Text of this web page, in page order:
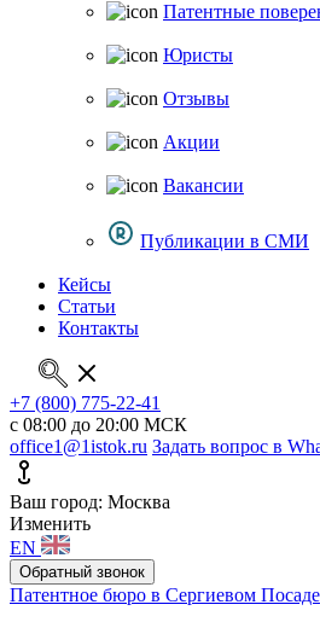
Патентные
Юристы
Отзывы
Акции
Вакансии
Публикации в СМИ
Кейсы
Статьи
Контакты
+7 (800) 775-22-41
с 08:00 до 20:00 МСК
office1@1istok.ru Задать вопрос в
Ваш город: Москва
Изменить
EN
Обратный звонок
Патентное бюро в Сергиевом Посаде